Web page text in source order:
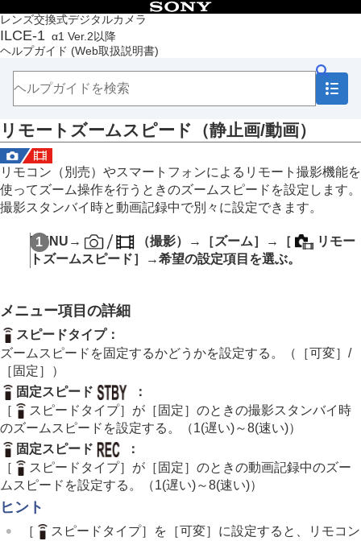
レンズ交換式デジタルカメラ
ILCE-1 α1 Ver.2以降
ヘルプガイド (Web取扱説明書)
目次
トップページ
ヘルプガイドの使いかた
本体と付属品を確認する
本機の基本操作
準備/基本的な撮影
MENU一覧から機能を探す
撮影機能を活用する
この章の目次
撮影モードを選ぶ
顔/瞳AF
フォーカス機能を使う
ホワイトバランス
画像に効果を加える
ドライブモードを使う（連写/セルフタイマー）
インターバル撮影機能
画質や記録形式を設定する
タッチ機能を使う
シャッターの設定
ズームする
本機で使用できるズームの種類
超解像ズーム/デジタルズーム（ズーム）
リモートズームスピード（静止画/動画）
リモートズームスピード （静止画/動画）
リモコン（別売）やスマートフォンによるリモート撮影機能を
使ってズーム操作を行うときのズームスピードを設定します。
撮影スタンバイ時と動画記録中で別々に設定できます。
MENU → （撮影）→ ［ズーム］ → ［
リモー
トズームスピード］
→希望の設定項目を選ぶ。
メニュー項目の詳細
スピードタイプ：
ズームスピードを固定するかどうかを設定する。（
［可変］ /
［固定］
）
固定スピード
：
［
スピードタイプ］ が ［固定］のときの撮影スタンバイ時
のズームスピードを設定する。（1(遅い)～8(速い)）
固定スピード
：
［
スピードタイプ］ が ［固定］のときの動画記録中のズー
ムスピードを設定する。（1(遅い)～8(速い)）
ヒント
［ スピードタイプ］ を ［可変］ に設定すると、リモコン